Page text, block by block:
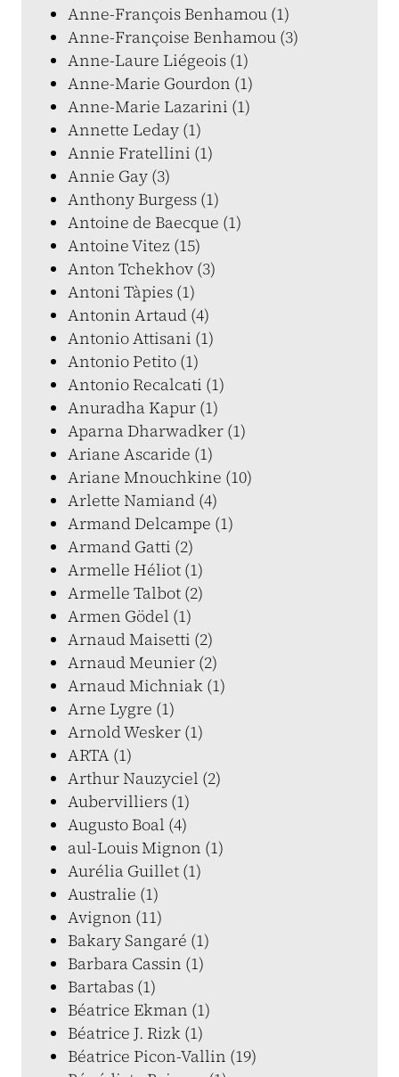
Anne-François Benhamou (1)
Anne-Françoise Benhamou (3)
Anne-Laure Liégeois (1)
Anne-Marie Gourdon (1)
Anne-Marie Lazarini (1)
Annette Leday (1)
Annie Fratellini (1)
Annie Gay (3)
Anthony Burgess (1)
Antoine de Baecque (1)
Antoine Vitez (15)
Anton Tchekhov (3)
Antoni Tàpies (1)
Antonin Artaud (4)
Antonio Attisani (1)
Antonio Petito (1)
Antonio Recalcati (1)
Anuradha Kapur (1)
Aparna Dharwadker (1)
Ariane Ascaride (1)
Ariane Mnouchkine (10)
Arlette Namiand (4)
Armand Delcampe (1)
Armand Gatti (2)
Armelle Héliot (1)
Armelle Talbot (2)
Armen Gödel (1)
Arnaud Maisetti (2)
Arnaud Meunier (2)
Arnaud Michniak (1)
Arne Lygre (1)
Arnold Wesker (1)
ARTA (1)
Arthur Nauzyciel (2)
Aubervilliers (1)
Augusto Boal (4)
aul-Louis Mignon (1)
Aurélia Guillet (1)
Australie (1)
Avignon (11)
Bakary Sangaré (1)
Barbara Cassin (1)
Bartabas (1)
Béatrice Ekman (1)
Béatrice J. Rizk (1)
Béatrice Picon-Vallin (19)